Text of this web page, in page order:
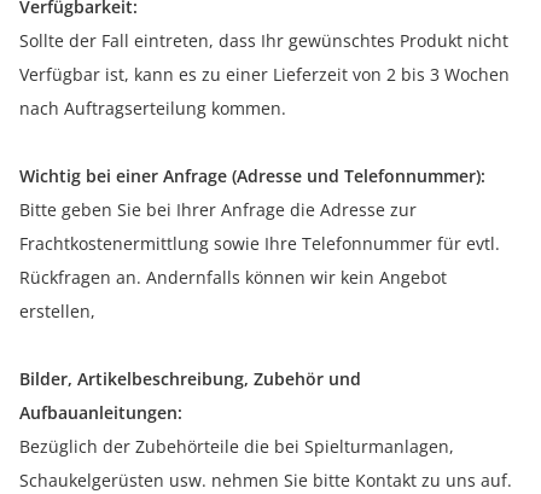
Verfügbarkeit:
Sollte der Fall eintreten, dass Ihr gewünschtes Produkt nicht
Verfügbar ist, kann es zu einer Lieferzeit von 2 bis 3 Wochen
nach Auftragserteilung kommen.
Wichtig bei einer Anfrage (Adresse und Telefonnummer):
Bitte geben Sie bei Ihrer Anfrage die Adresse zur
Frachtkostenermittlung sowie Ihre Telefonnummer für evtl.
Rückfragen an. Andernfalls können wir kein Angebot
erstellen,
Bilder, Artikelbeschreibung, Zubehör und
Aufbauanleitungen:
Bezüglich der Zubehörteile die bei Spielturmanlagen,
Schaukelgerüsten usw. nehmen Sie bitte Kontakt zu uns auf.